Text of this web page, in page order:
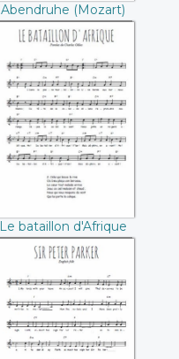
Abendruhe (Mozart)
Le bataillon
d'Afrique (Charles
Gilles)
Le bataillon d'Afrique
(Charles Gilles)
Sir Peter Parker